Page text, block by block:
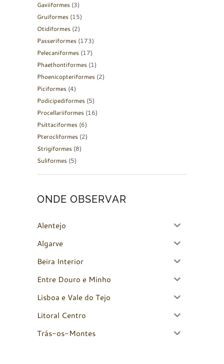
Gaviiformes (3)
Gruiformes (15)
Otidiformes (2)
Passeriformes (173)
Pelecaniformes (17)
Phaethontiformes (1)
Phoenicopteriformes (2)
Piciformes (4)
Podicipediformes (5)
Procellariiformes (16)
Psittaciformes (6)
Pterocliformes (2)
Strigiformes (8)
Suliformes (5)
ONDE OBSERVAR
Alentejo
Algarve
Beira Interior
Entre Douro e Minho
Lisboa e Vale do Tejo
Litoral Centro
Trás-os-Montes